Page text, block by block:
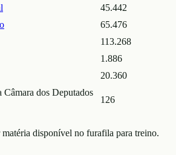
45.442
65.476
113.268
1.886
20.360
dos Deputados
126
disponível no furafila para treino.